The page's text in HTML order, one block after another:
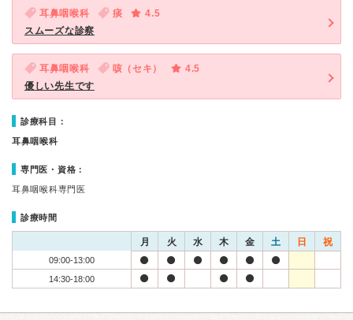
耳鼻咽喉科 痰
4.5
スムーズな診察
耳鼻咽喉科 咳（セキ）
4.5
優しい先生です
診療科目：
耳鼻咽喉科
専門医・資格：
耳鼻咽喉科専門医
診療時間
月 火 水 木 金 土 日 祝
09:00-13:00
14:30-18:00